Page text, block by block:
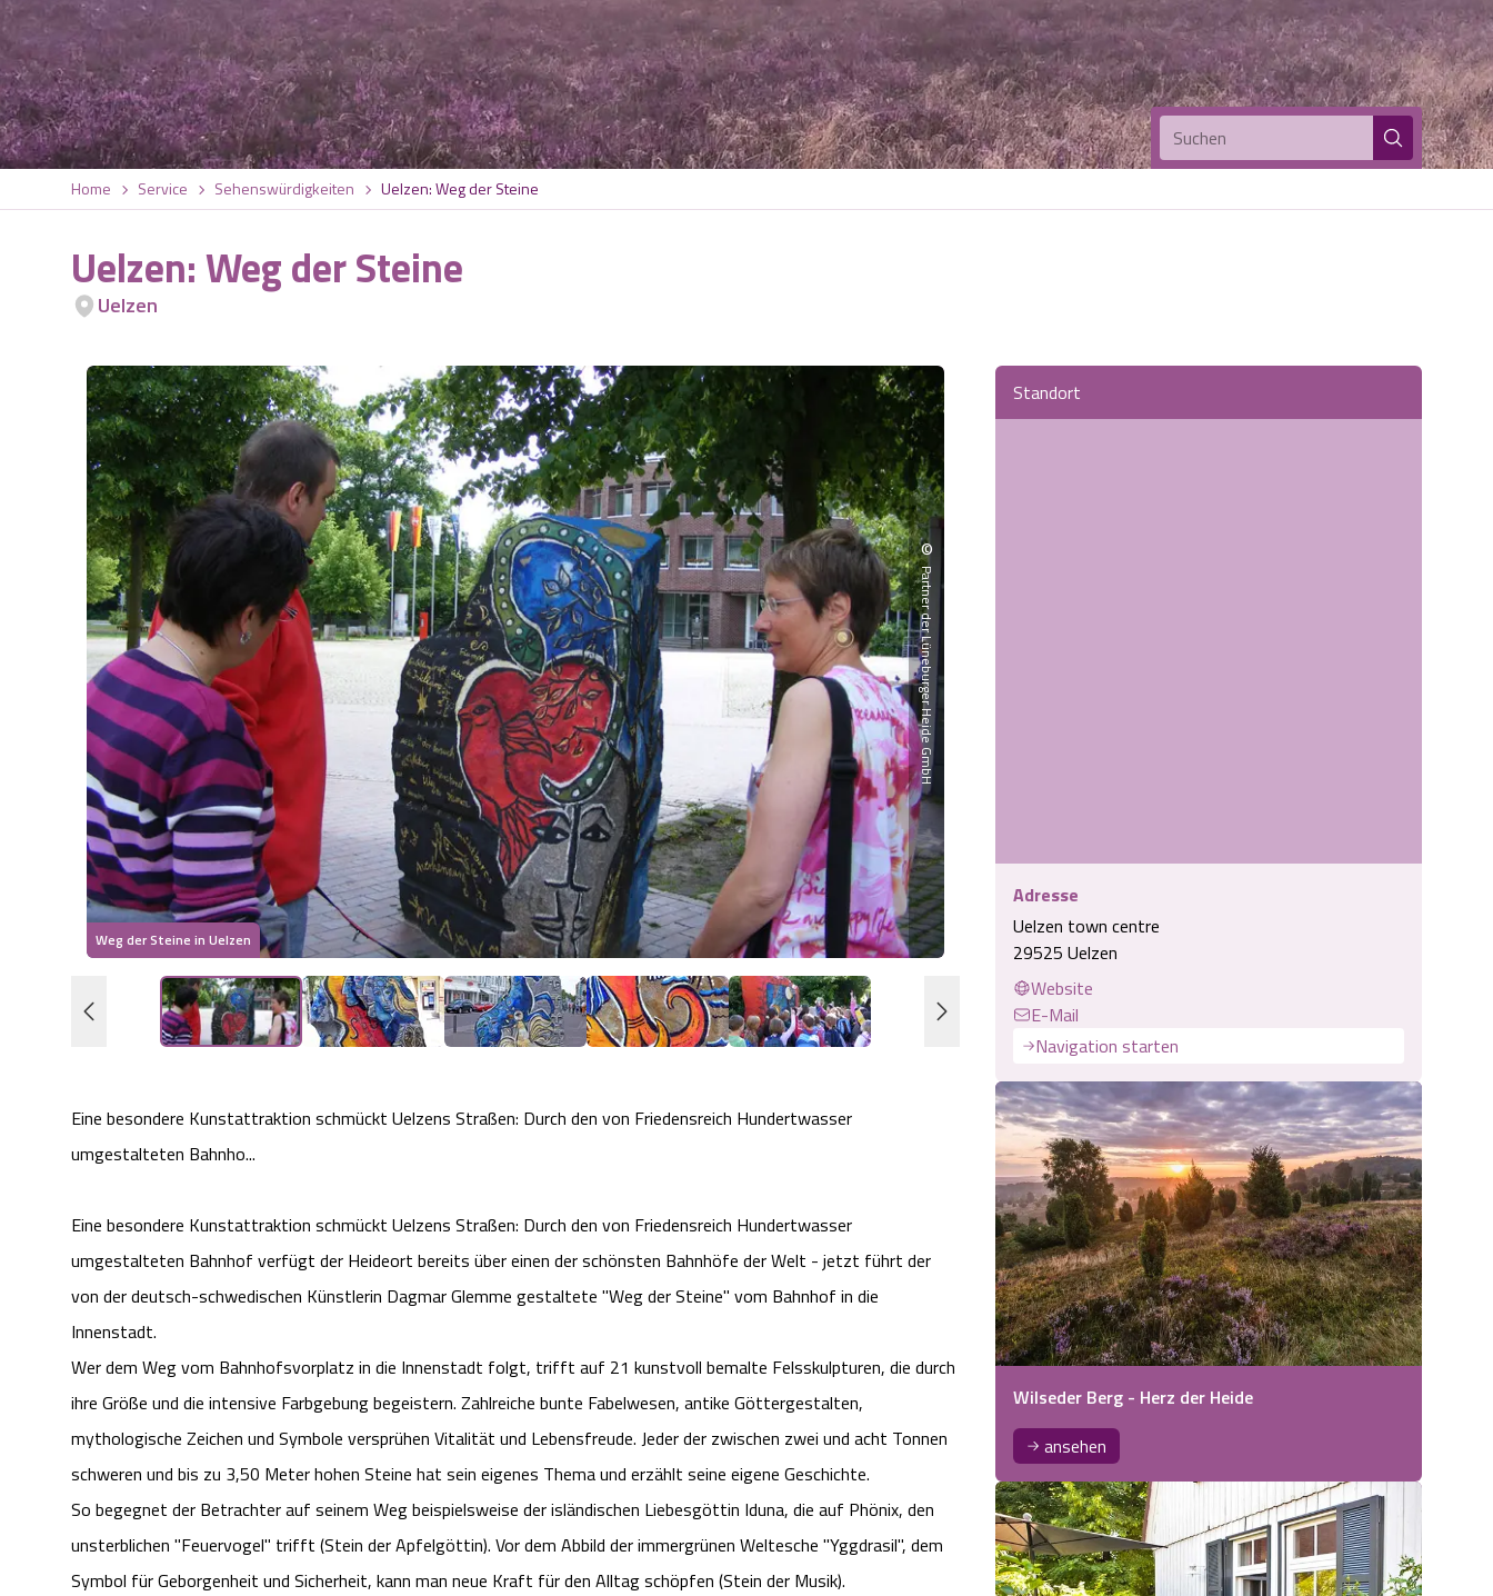
Suchen
Home Service Sehenswürdigkeiten Uelzen: Weg der Steine
Uelzen: Weg der Steine
Uelzen
Weg der Steine in Uelzen
©
Partner der Lüneburger Heide GmbH
Eine besondere Kunstattraktion schmückt Uelzens Straßen: Durch den von Friedensreich Hundertwasser
umgestalteten Bahnho...
Eine besondere Kunstattraktion schmückt Uelzens Straßen: Durch den von Friedensreich Hundertwasser
umgestalteten Bahnhof verfügt der Heideort bereits über einen der schönsten Bahnhöfe der Welt - jetzt führt der
von der deutsch-schwedischen Künstlerin Dagmar Glemme gestaltete "Weg der Steine" vom Bahnhof in die
Innenstadt.
Wer dem Weg vom Bahnhofsvorplatz in die Innenstadt folgt, trifft auf 21 kunstvoll bemalte Felsskulpturen, die durch
ihre Größe und die intensive Farbgebung begeistern. Zahlreiche bunte Fabelwesen, antike Göttergestalten,
mythologische Zeichen und Symbole versprühen Vitalität und Lebensfreude. Jeder der zwischen zwei und acht Tonnen
schweren und bis zu 3,50 Meter hohen Steine hat sein eigenes Thema und erzählt seine eigene Geschichte.
So begegnet der Betrachter auf seinem Weg beispielsweise der isländischen Liebesgöttin Iduna, die auf Phönix, den
unsterblichen "Feuervogel" trifft (Stein der Apfelgöttin). Vor dem Abbild der immergrünen Weltesche "Yggdrasil", dem
Symbol für Geborgenheit und Sicherheit, kann man neue Kraft für den Alltag schöpfen (Stein der Musik).
Standort
Adresse
Uelzen town centre
29525 Uelzen
Website
E-Mail
Navigation starten
Wilseder Berg - Herz der Heide
ansehen